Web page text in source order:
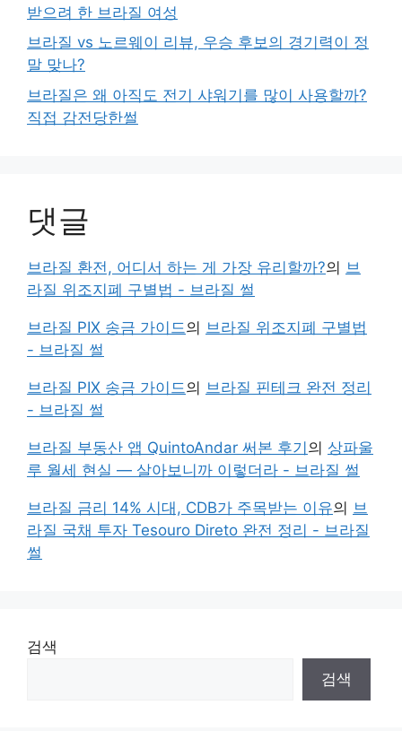
받으려 한 브라질 여성
브라질 vs 노르웨이 리뷰, 우승 후보의 경기력이 정
말 맞나?
브라질은 왜 아직도 전기 샤워기를 많이 사용할까?
직접 감전당한썰
댓글
브라질 환전, 어디서 하는 게 가장 유리할까?의 브
라질 위조지폐 구별법 - 브라질 썰
브라질 PIX 송금 가이드의 브라질 위조지폐 구별법
- 브라질 썰
브라질 PIX 송금 가이드의 브라질 핀테크 완전 정리
- 브라질 썰
브라질 부동산 앱 QuintoAndar 써본 후기의 상파울
루 월세 현실 — 살아보니까 이렇더라 - 브라질 썰
브라질 금리 14% 시대, CDB가 주목받는 이유의 브
라질 국채 투자 Tesouro Direto 완전 정리 - 브라질
썰
검색
검색